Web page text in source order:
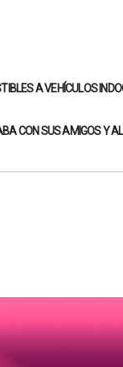
A VEHÍCULOS
CON SUS AMIGOS Y